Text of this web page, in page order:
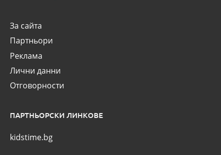
За сайта
Партньори
Реклама
Лични данни
Отговорности
ПАРТНЬОРСКИ ЛИНКОВЕ
kidstime.bg